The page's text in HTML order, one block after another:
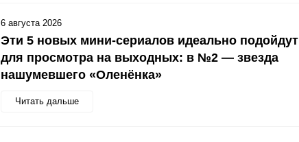
Эти 5 новых мини-сериалов идеально подойдут
для просмотра на выходных: в №2 — звезда
нашумевшего «Оленёнка»
Читать дальше
6 августа 2026